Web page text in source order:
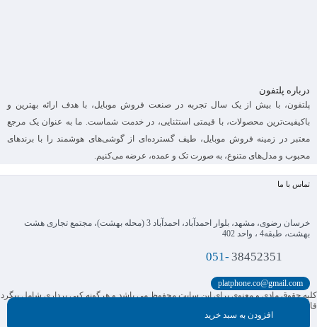
افزودن به سبد خرید
درباره پلتفون
پلتفون، با بیش از یک سال تجربه در صنعت فروش موبایل، با هدف ارائه بهترین و
باکیفیت‌ترین محصولات، با قیمتی استثنایی، در خدمت شماست. ما به عنوان یک مرجع
معتبر در زمینه فروش موبایل، طیف گسترده‌ای از گوشی‌های هوشمند را با برندهای
محبوب و مدل‌های متنوع، به صورت تک و عمده، عرضه می‌کنیم.
تماس با ما
خرسان رضوی، مشهد، بلوار احمدآباد، احمدآباد 3 (محله بهشت)، مجتمع تجاری هشت
بهشت، طبقه4 ، واحد 402
051- 38452351
platphone.co@gmail.com
کلیه حقوق مادی و معنوی برای این سایت محفوظ می باشد و هرگونه کپی برداری شامل پیگرد
قانونی می باشد.